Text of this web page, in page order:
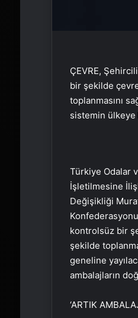
ÇEVRE,
bir şekilde
toplanmasını
sistemin
Türkiye Odalar
İşletilmesine
Değişikliği
kontrolsüz bir
şekilde
geneline
ambalajların
‘ARTIK